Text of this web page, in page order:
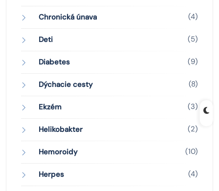
Chronická únava (4)
Deti (5)
Diabetes (9)
Dýchacie cesty (8)
Ekzém (3)
Helikobakter (2)
Hemoroidy (10)
Herpes (4)